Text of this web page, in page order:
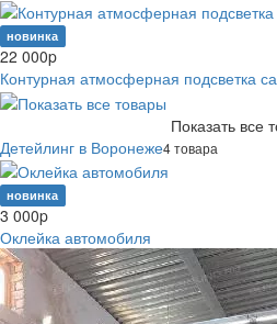
новинка
22 000p
Контурная атмосферная подсветка
Показать все
Детейлинг в Воронеже4 товара
новинка
3 000p
Оклейка автомобиля